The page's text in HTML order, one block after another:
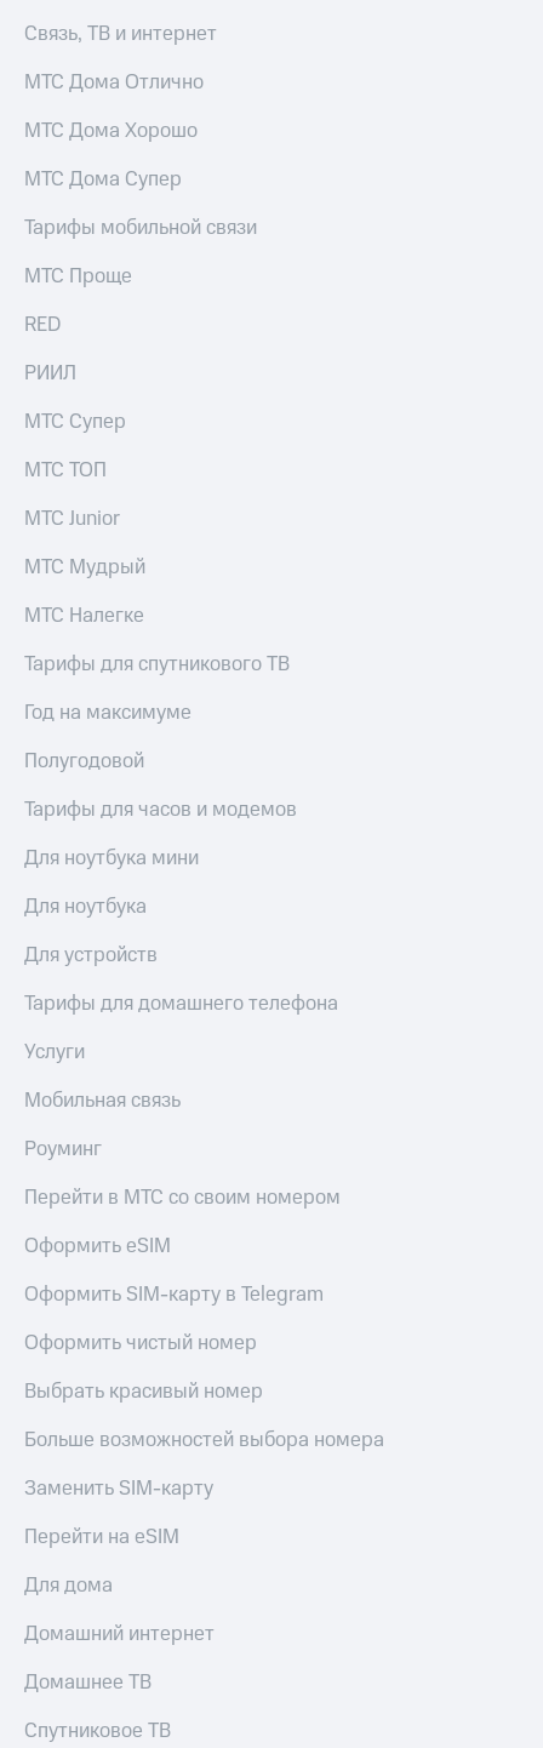
КИОН
Строки
Live
Гудок
МТС
Финансы
доход
Покупка
полисов
онлайн
Скидка 30%
МТС
Накопления
Откладывайте
деньги
и получайте
доход 15%
Платежи
Пополнить
Настройки
номер
другого
оператора
интернета
ТВ
Переводы
телефона
по QR-
за границей
Скидка 30%
МТС
МТС
Накопления
Откладывайте
деньги
пополнения
Скидка
на связь
Тарифы
РИИЛ
дешевле
с карты
товаров
Скидки
до 40%
на смартфоны
при
со связью
МТС
Связь, ТВ и интернет
МТС Дома Отлично
МТС Дома Хорошо
МТС Дома Супер
Тарифы мобильной связи
МТС Проще
RED
РИИЛ
МТС Супер
МТС ТОП
МТС Junior
МТС Мудрый
МТС Налегке
Тарифы для спутникового ТВ
Год на максимуме
Полугодовой
Тарифы для часов и модемов
Для ноутбука мини
Для ноутбука
Для устройств
Тарифы для домашнего телефона
Услуги
Мобильная связь
Роуминг
Перейти в МТС со своим номером
Оформить eSIM
Оформить SIM-карту в Telegram
Оформить чистый номер
Выбрать красивый номер
Больше возможностей выбора номера
Заменить SIM-карту
Перейти на eSIM
Для дома
Домашний интернет
Домашнее ТВ
Спутниковое ТВ